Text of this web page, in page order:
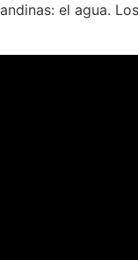
andinas: el agua.